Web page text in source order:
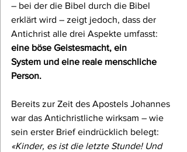
– bei der die Bibel durch die Bibel
erklärt wird – zeigt jedoch, dass der
Antichrist alle drei Aspekte umfasst:
eine böse Geistesmacht, ein
System und eine reale menschliche
Person.
Bereits zur Zeit des Apostels Johannes
war das Antichristliche wirksam – wie
sein erster Brief eindrücklich belegt:
«Kinder, es ist die letzte Stunde! Und